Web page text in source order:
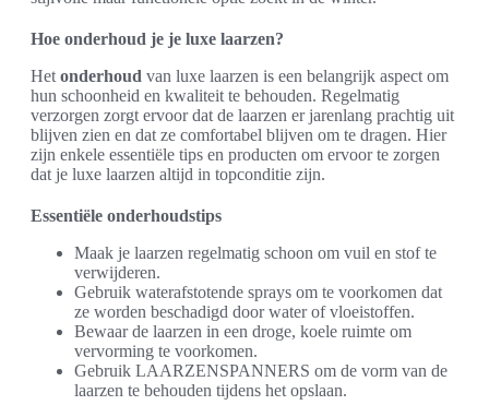
Hoe onderhoud je je luxe laarzen?
Het onderhoud van luxe laarzen is een belangrijk aspect om
hun schoonheid en kwaliteit te behouden. Regelmatig
verzorgen zorgt ervoor dat de laarzen er jarenlang prachtig uit
blijven zien en dat ze comfortabel blijven om te dragen. Hier
zijn enkele essentiële tips en producten om ervoor te zorgen
dat je luxe laarzen altijd in topconditie zijn.
Essentiële onderhoudstips
Maak je laarzen regelmatig schoon om vuil en stof te
verwijderen.
Gebruik waterafstotende sprays om te voorkomen dat
ze worden beschadigd door water of vloeistoffen.
Bewaar de laarzen in een droge, koele ruimte om
vervorming te voorkomen.
Gebruik LAARZENSPANNERS om de vorm van de
laarzen te behouden tijdens het opslaan.